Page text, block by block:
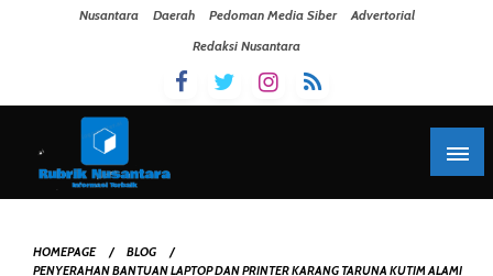
Nusantara Daerah Pedoman Media Siber
Advertorial
Redaksi Nusantara
HOMEPAGE
BLOG
PENYERAHAN BANTUAN LAPTOP DAN PRINTER KARANG TARUNA KUTIM ALAMI